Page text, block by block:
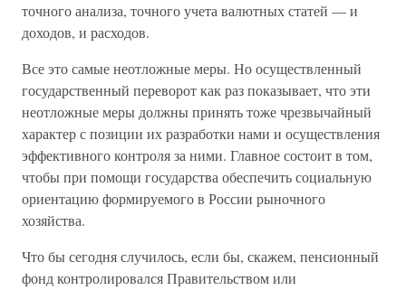
точного анализа, точного учета валютных статей — и
доходов, и расходов.
Все это самые неотложные меры. Но осуществленный
государственный переворот как раз показывает, что эти
неотложные меры должны принять тоже чрезвычайный
характер с позиции их разработки нами и осуществления
эффективного контроля за ними. Главное состоит в том,
чтобы при помощи государства обеспечить социальную
ориентацию формируемого в России рыночного
хозяйства.
Что бы сегодня случилось, если бы, скажем, пенсионный
фонд контролировался Правительством или